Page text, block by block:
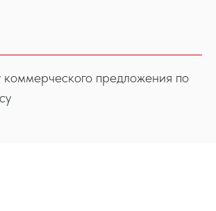
коммерческого предложения по